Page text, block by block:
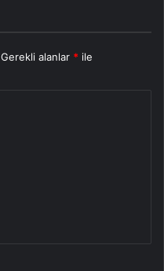
Gerekli alanlar * ile